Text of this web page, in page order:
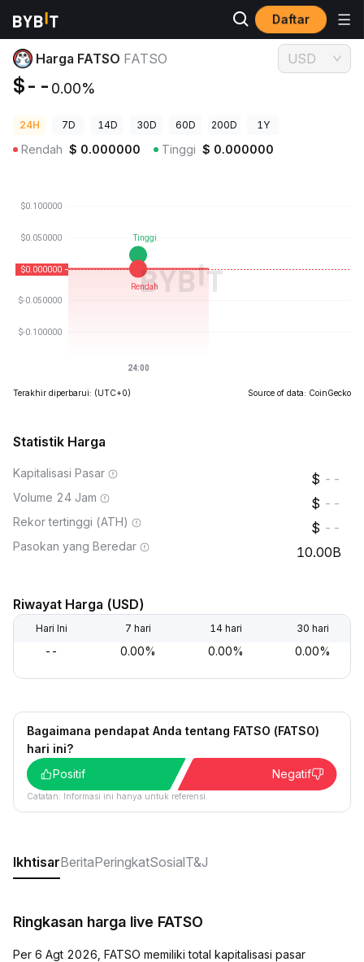
Daftar
Harga Kripto
Harga FATSO FATSO
$-- 0.00%
USD
24H 7D 14D 30D 60D 200D 1Y
Rendah $ 0.000000 Tinggi $ 0.000000
Terakhir diperbarui: (UTC+0) Source of data: CoinGecko
Statistik Harga
Kapitalisasi Pasar --
Volume 24 Jam --
Rekor tertinggi (ATH) --
Pasokan yang Beredar 10.00B
Riwayat Harga (USD)
Hari Ini 7 hari 14 hari 30 hari
-- 0.00% 0.00% 0.00%
Bagaimana pendapat Anda tentang FATSO (FATSO)
hari ini?
Positif
Negatif
Catatan: Informasi ini hanya untuk referensi.
IkhtisarBeritaPeringkatSosialT&J
Ringkasan harga live FATSO
Per 6 Agt 2026, FATSO memiliki total kapitalisasi pasar